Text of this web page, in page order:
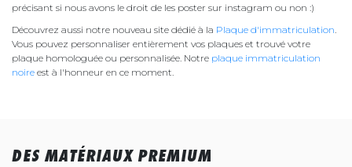
précisant si nous avons le droit de les poster sur instagram ou non :)
Découvrez aussi notre nouveau site dédié à la Plaque d'immatriculation.
Vous pouvez personnaliser entièrement vos plaques et trouvé votre
plaque homologuée ou personnalisée. Notre plaque immatriculation
noire est à l'honneur en ce moment.
DES MATÉRIAUX PREMIUM